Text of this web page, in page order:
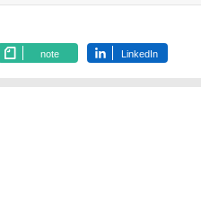
note LinkedIn